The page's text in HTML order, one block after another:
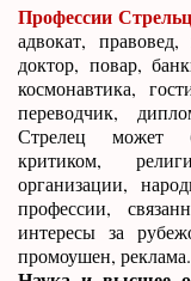
Профессии
адвокат,
доктор, повар,
космонавтика,
переводчик,
Стрелец может
критиком,
организации,
профессии,
интересы за
промоушен, реклама.